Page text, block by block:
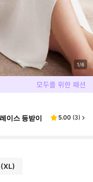
1/6
이스 등받이
5.00 (3)
(XL)